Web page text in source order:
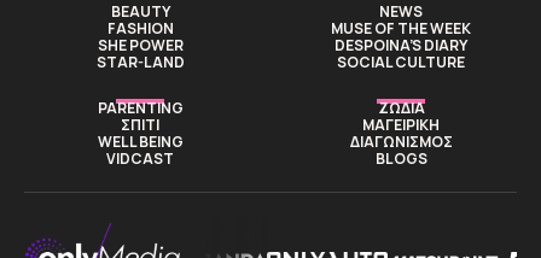
BEAUTY
FASHION
SHE POWER
STAR-LAND
NEWS
MUSE OF THE WEEK
DESPOINA’S DIARY
SOCIAL CULTURE
PARENTING
ΣΠΙΤΙ
WELL BEING
VIDCAST
ΖΩΔΙΑ
ΜΑΓΕΙΡΙΚΗ
ΔΙΑΓΩΝΙΣΜΟΣ
BLOGS